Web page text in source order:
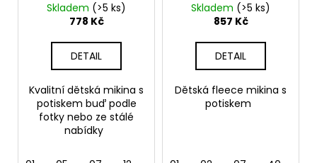
Skladem (>5 ks)
778 Kč
DETAIL
Kvalitní dětská mikina s
potiskem buď podle
fotky nebo ze stálé
nabídky
Skladem (>5 ks)
857 Kč
DETAIL
Dětská fleece mikina s
potiskem